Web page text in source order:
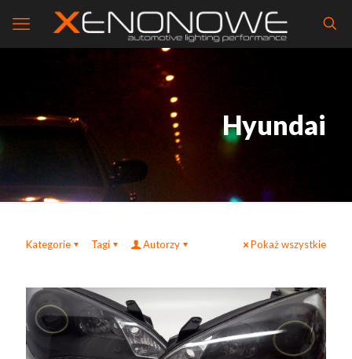
Hyundai
Kategorie Tagi Autorzy Pokaż wszystkie